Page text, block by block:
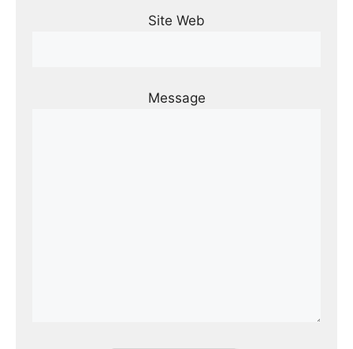
Site Web
Message